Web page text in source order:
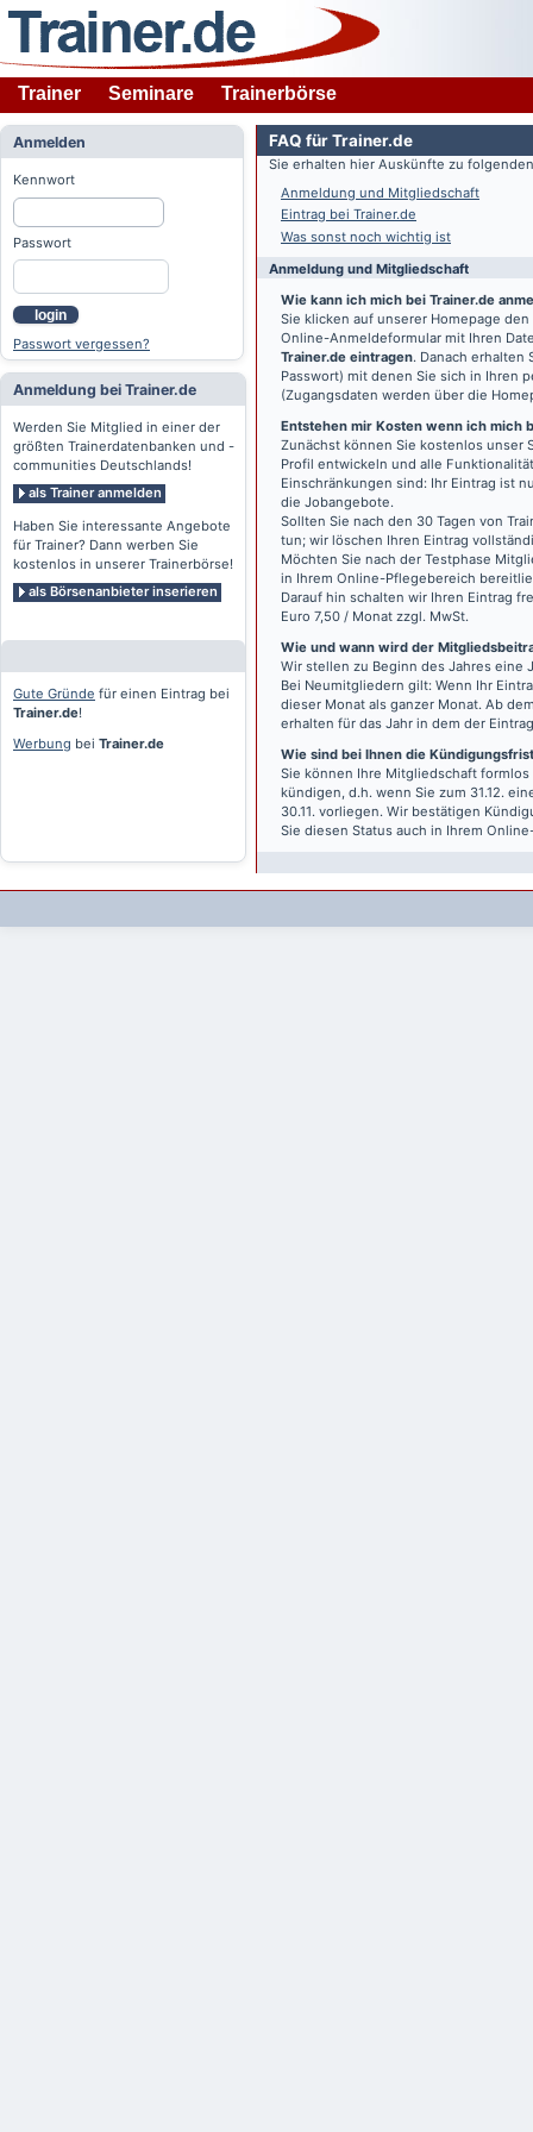
Trainer Seminare Trainerbörse
Anmelden
Kennwort
Passwort
login
Passwort vergessen?
Anmeldung bei Trainer.de
Werden Sie Mitglied in einer der
größten Trainerdatenbanken und -
communities Deutschlands!
als Trainer anmelden
Haben Sie interessante Angebote
für Trainer? Dann werben Sie
kostenlos in unserer Trainerbörse!
als Börsenanbieter inserieren
Gute Gründe für einen Eintrag bei
Trainer.de!
Werbung bei Trainer.de
FAQ für Trainer.de
Sie erhalten hier Auskünfte zu
Anmeldung und Mitgliedschaft
Eintrag bei Trainer.de
Was sonst noch wichtig ist
Anmeldung und Mitgliedschaft
Wie kann ich mich bei Trainer.de
Sie klicken auf unserer Homepage
Online-Anmeldeformular mit Ihren
Trainer.de eintragen. Danach erhalten
Passwort) mit denen Sie sich in Ihren
(Zugangsdaten werden über die
Entstehen mir Kosten wenn ich mich
Zunächst können Sie kostenlos unser
Profil entwickeln und alle
Einschränkungen sind: Ihr Eintrag ist
die Jobangebote.
Sollten Sie nach den 30 Tagen von
tun; wir löschen Ihren Eintrag
Möchten Sie nach der Testphase
in Ihrem Online-Pflegebereich
Darauf hin schalten wir Ihren Eintrag
Euro 7,50 / Monat zzgl. MwSt.
Wie und wann wird der
Wir stellen zu Beginn des Jahres eine
Bei Neumitgliedern gilt: Wenn Ihr
dieser Monat als ganzer Monat. Ab
erhalten für das Jahr in dem der
Wie sind bei Ihnen die
Sie können Ihre Mitgliedschaft
kündigen, d.h. wenn Sie zum 31.12.
30.11. vorliegen. Wir bestätigen
Sie diesen Status auch in Ihrem